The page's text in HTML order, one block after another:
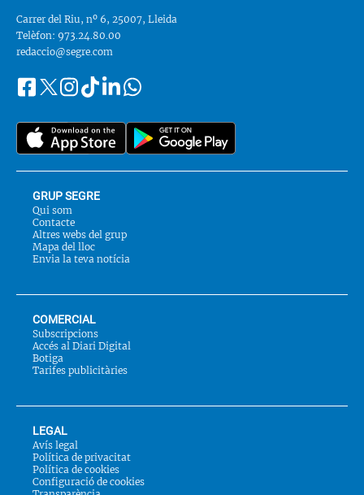
Carrer del Riu, nº 6, 25007, Lleida
Telèfon: 973.24.80.00
redaccio@segre.com
Segueix-
a::
FacebookInstagram
TiktokLinkedinWhatsapp
GRUP SEGRE
Qui som
Contacte
Altres webs del grup
Mapa del lloc
Envia la teva notícia
COMERCIAL
Subscripcions
Accés al Diari Digital
Botiga
Tarifes publicitàries
LEGAL
Avís legal
Política de privacitat
Política de cookies
Configuració de cookies